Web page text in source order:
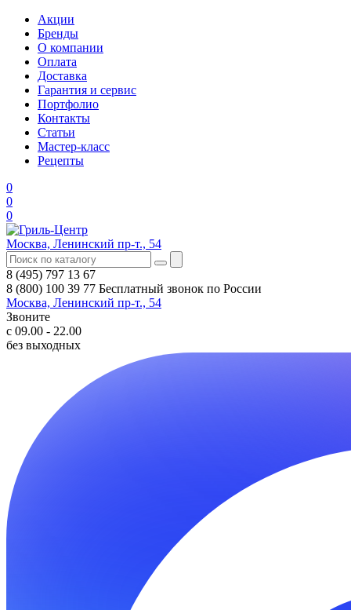
Акции
Бренды
О компании
Оплата
Доставка
Гарантия и сервис
Портфолио
Контакты
Статьи
Мастер-класс
Рецепты
0
0
0
Москва, Ленинский пр-т., 54
8 (495) 797 13 67
8 (800) 100 39 77 Бесплатный звонок по России
Москва, Ленинский пр-т., 54
Звоните
с 09.00 - 22.00
без выходных